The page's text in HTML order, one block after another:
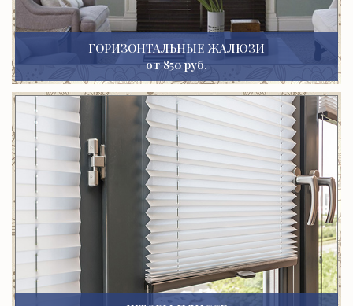
ГОРИЗОНТАЛЬНЫЕ ЖАЛЮЗИ
от 850 руб.